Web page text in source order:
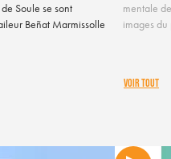
Soule se sont
Beñat Marmissolle
mentale
images
VOIR TOUT